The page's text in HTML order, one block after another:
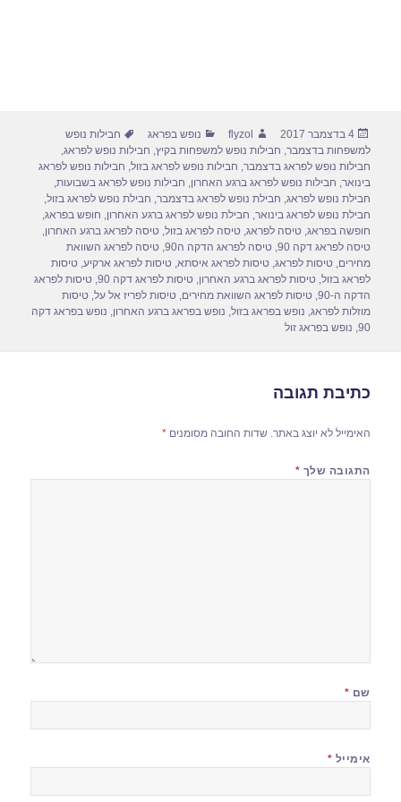
פורסם
בתאריך
4 בדצמבר 2017 מחבר
flyzol קטגוריות
נופש בפראג תגיות
חבילות נופש
למשפחות בדצמבר, חבילות נופש למשפחות בקיץ, חבילות נופש לפראג,
חבילות נופש לפראג בדצמבר, חבילות נופש לפראג בזול, חבילות נופש לפראג
בינואר, חבילות נופש לפראג ברגע האחרון, חבילות נופש לפראג בשבועות,
חבילת נופש לפראג, חבילת נופש לפראג בדצמבר, חבילת נופש לפראג בזול,
חבילת נופש לפראג בינואר, חבילת נופש לפראג ברגע האחרון, חופש בפראג,
חופשה בפראג,טיסה לפראג,טיסה לפראג בזול,טיסה לפראג ברגע האחרון,
טיסה לפראג דקה 90
,טיסה לפראג הדקה ה90 ,טיסה לפראג השוואת
מחירים,טיסות לפראג,טיסות לפראג איסתא,טיסות לפראג ארקיע,טיסות
לפראג בזול,טיסות לפראג ברגע האחרון,טיסות לפראג דקה 90 ,טיסות לפראג
הדקה ה-90
,טיסות לפראג השוואת מחירים,טיסות לפריז אל על,טיסות
מוזלות לפראג, נופש בפראג בזול, נופש בפראג ברגע האחרון, נופש בפראג דקה
90
, נופש בפראג זול
כתיבת תגובה
האימייל לא יוצג באתר. שדות החובה מסומנים*
התגובה שלך *
שם *
אימייל *